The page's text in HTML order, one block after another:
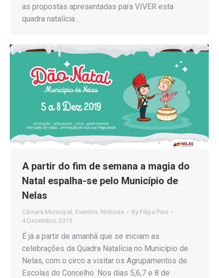
as propostas apresentadas para VIVER esta
quadra natalícia…
A partir do fim de semana a magia do
Natal espalha-se pelo Município de
Nelas
Câmara Municipal Eventos Notícias By Filipa Pais
4 Dezembro 2019
É já a partir de amanhã que se iniciam as
celebrações da Quadra Natalícia no Município de
Nelas, com o circo a visitar os Agrupamentos de
Escolas do Concelho. Nos dias 5,6,7 e 8 de